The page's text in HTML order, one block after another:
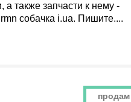
также запчасти к нему -
собачка i.ua. Пишите....
продам